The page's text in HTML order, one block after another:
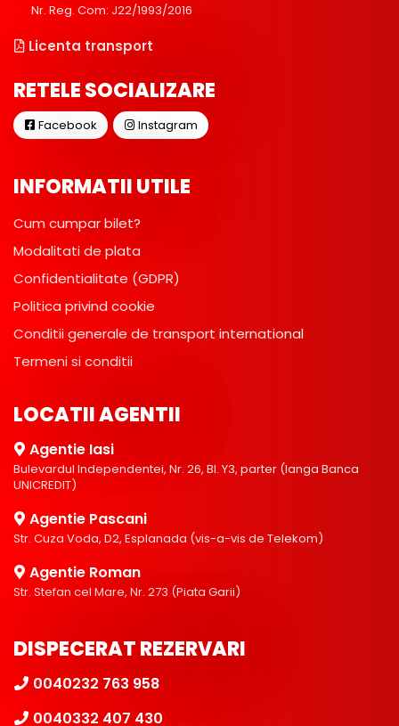
Nr. Reg. Com: J22/1993/2016
Licenta transport
RETELE SOCIALIZARE
Facebook Instagram
INFORMATII UTILE
Cum cumpar bilet?
Modalitati de plata
Confidentialitate (GDPR)
Politica privind cookie
Conditii generale de transport international
Termeni si conditii
LOCATII AGENTII
Agentie Iasi
Bulevardul Independentei, Nr. 26, Bl. Y3, parter (langa Banca
UNICREDIT)
Agentie Pascani
Str. Cuza Voda, D2, Esplanada (vis-a-vis de Telekom)
Agentie Roman
Str. Stefan cel Mare, Nr. 273 (Piata Garii)
DISPECERAT REZERVARI
0040232 763 958
0040332 407 430